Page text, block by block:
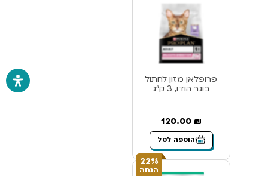
פרופלאן מזון לחתול
בוגר הודו, 3 ק”ג
120.00 ₪
הוספה לסל
22%
הנחה